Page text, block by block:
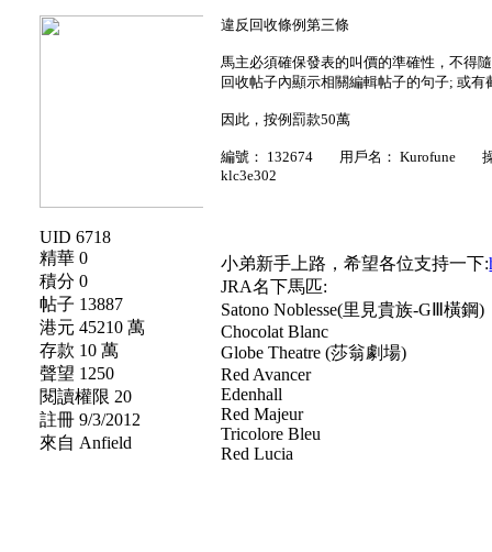
UID 6718
精華 0
積分 0
帖子 13887
港元 45210 萬
存款 10 萬
聲望 1250
閱讀權限 20
註冊 9/3/2012
來自 Anfield
違反回收條例第三條
馬主必須確保發表的叫價的準確性，不得
回收帖子內顯示相關編輯帖子的句子; 或
因此，按例罰款50萬
編號： 132674 用戶名： Kurofune
klc3e302
小弟新手上路，希望各位支持一下:
JRA名下馬匹:
Satono Noblesse(里見貴族-GⅢ橫鋼)
Chocolat Blanc
Globe Theatre (莎翁劇場)
Red Avancer
Edenhall
Red Majeur
Tricolore Bleu
Red Lucia